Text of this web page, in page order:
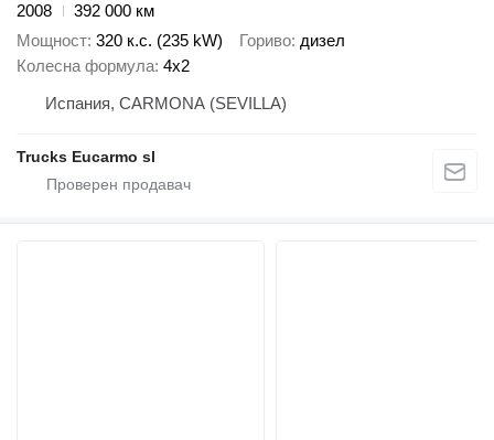
2008
392 000 км
Мощност 320 к.с. (235 kW) Гориво дизел
Колесна формула 4x2
Испания, CARMONA (SEVILLA)
Trucks Eucarmo sl